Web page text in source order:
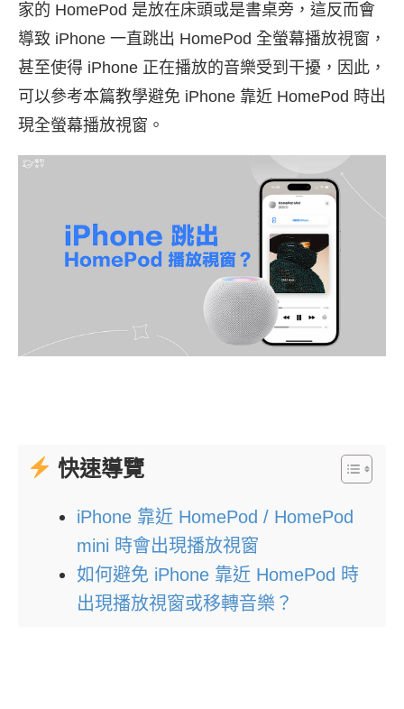
家的 HomePod 是放在床頭或是書桌旁，這反而會
導致 iPhone 一直跳出 HomePod 全螢幕播放視窗，
甚至使得 iPhone 正在播放的音樂受到干擾，因此，
可以參考本篇教學避免 iPhone 靠近 HomePod 時出
現全螢幕播放視窗。
快速導覽
iPhone 靠近 HomePod / HomePod
mini 時會出現播放視窗
如何避免 iPhone 靠近 HomePod 時
出現播放視窗或移轉音樂？